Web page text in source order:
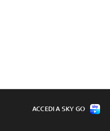
ACCEDI A SKY GO